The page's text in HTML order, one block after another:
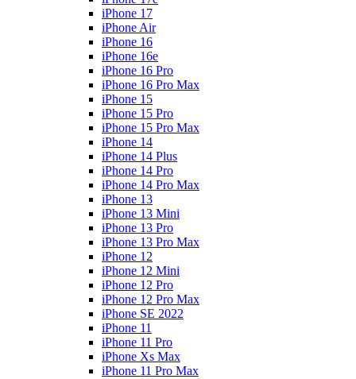
iPhone 17
iPhone Air
iPhone 16
iPhone 16e
iPhone 16 Pro
iPhone 16 Pro Max
iPhone 15
iPhone 15 Pro
iPhone 15 Pro Max
iPhone 14
iPhone 14 Plus
iPhone 14 Pro
iPhone 14 Pro Max
iPhone 13
iPhone 13 Mini
iPhone 13 Pro
iPhone 13 Pro Max
iPhone 12
iPhone 12 Mini
iPhone 12 Pro
iPhone 12 Pro Max
iPhone SE 2022
iPhone 11
iPhone 11 Pro
iPhone Xs Max
iPhone 11 Pro Max